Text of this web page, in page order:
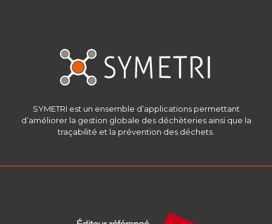
SYMETRI est un ensemble d’applications permettant
d’améliorer la gestion globale des déchèteries ainsi que la
traçabilité et la prévention des déchets.